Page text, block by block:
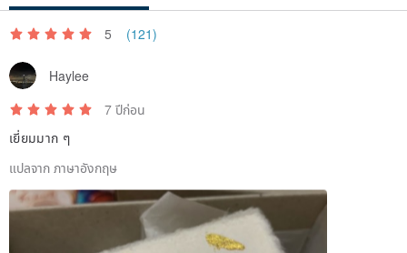
5 (121)
Haylee
7 ปีก่อน
เยี่ยมมาก ๆ
แปลจาก ภาษาอังกฤษ